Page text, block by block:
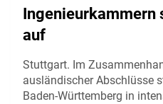
Ingenieurkammern
auf
Stuttgart. Im
ausländischer Abschlüsse
Baden-Württemberg in